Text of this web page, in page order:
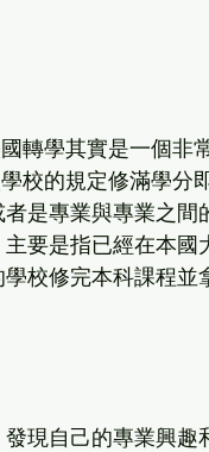
轉學其實是一個非
校的規定修滿學分
是專業與專業之間
要是指已經在本國
校修完本科課程並
現自己的專業興趣